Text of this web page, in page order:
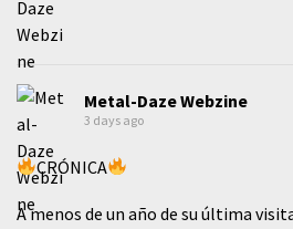
Metal-Daze Webzine
3 days ago
CRÓNICA
A menos de un año de su última